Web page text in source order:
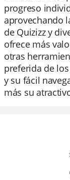
progreso
aprovechando
de Quizizz y
ofrece más
otras
preferida de
y su fácil
más su